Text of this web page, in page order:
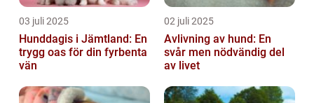
03 juli 2025
Hunddagis i Jämtland: En
trygg oas för din fyrbenta
vän
02 juli 2025
Avlivning av hund: En
svår men nödvändig del
av livet